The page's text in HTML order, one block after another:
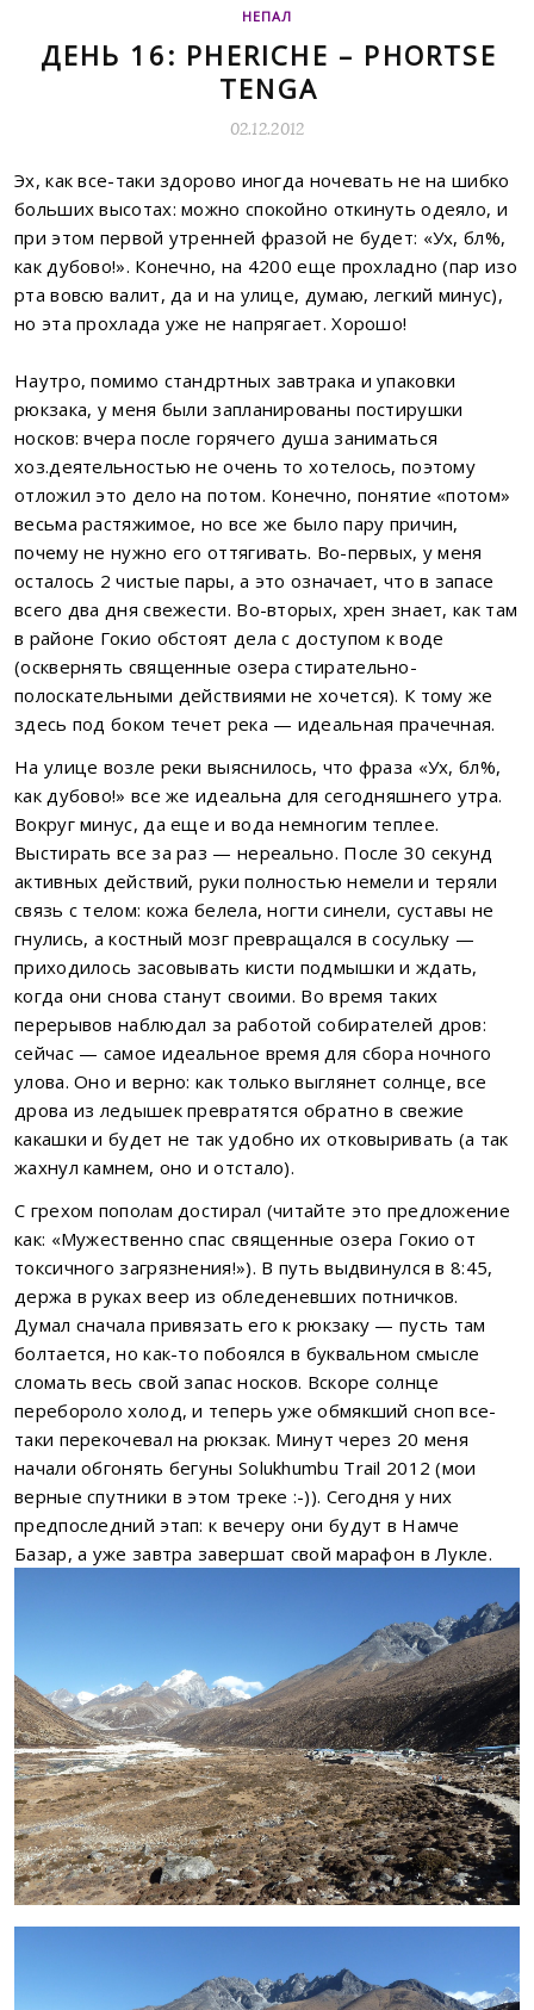
НЕПАЛ
ДЕНЬ 16: PHERICHE – PHORTSE
TENGA
02.12.2012
Эх, как все-таки здорово иногда ночевать не на шибко
больших высотах: можно спокойно откинуть одеяло, и
при этом первой утренней фразой не будет: «Ух, бл%,
как дубово!». Конечно, на 4200 еще прохладно (пар изо
рта вовсю валит, да и на улице, думаю, легкий минус),
но эта прохлада уже не напрягает. Хорошо!
Наутро, помимо стандртных завтрака и упаковки
рюкзака, у меня были запланированы постирушки
носков: вчера после горячего душа заниматься
хоз.деятельностью не очень то хотелось, поэтому
отложил это дело на потом. Конечно, понятие «потом»
весьма растяжимое, но все же было пару причин,
почему не нужно его оттягивать. Во-первых, у меня
осталось 2 чистые пары, а это означает, что в запасе
всего два дня свежести. Во-вторых, хрен знает, как там
в районе Гокио обстоят дела с доступом к воде
(осквернять священные озера стирательно-
полоскательными действиями не хочется). К тому же
здесь под боком течет река — идеальная прачечная.
На улице возле реки выяснилось, что фраза «Ух, бл%,
как дубово!» все же идеальна для сегодняшнего утра.
Вокруг минус, да еще и вода немногим теплее.
Выстирать все за раз — нереально. После 30 секунд
активных действий, руки полностью немели и теряли
связь с телом: кожа белела, ногти синели, суставы не
гнулись, а костный мозг превращался в сосульку —
приходилось засовывать кисти подмышки и ждать,
когда они снова станут своими. Во время таких
перерывов наблюдал за работой собирателей дров:
сейчас — самое идеальное время для сбора ночного
улова. Оно и верно: как только выглянет солнце, все
дрова из ледышек превратятся обратно в свежие
какашки и будет не так удобно их отковыривать (а так
жахнул камнем, оно и отстало).
С грехом пополам достирал (читайте это предложение
как: «Мужественно спас священные озера Гокио от
токсичного загрязнения!»). В путь выдвинулся в 8:45,
держа в руках веер из обледеневших потничков.
Думал сначала привязать его к рюкзаку — пусть там
болтается, но как-то побоялся в буквальном смысле
сломать весь свой запас носков. Вскоре солнце
перебороло холод, и теперь уже обмякший сноп все-
таки перекочевал на рюкзак. Минут через 20 меня
начали обгонять бегуны Solukhumbu Trail 2012 (мои
верные спутники в этом треке :-)). Сегодня у них
предпоследний этап: к вечеру они будут в Намче
Базар, а уже завтра завершат свой марафон в Лукле.